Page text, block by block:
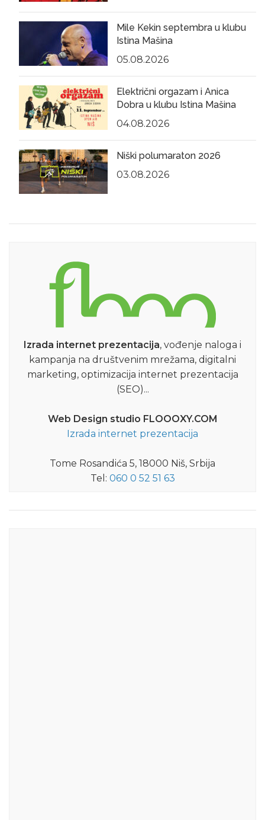
Mile Kekin septembra u klubu
Istina Mašina
05.08.2026
Električni orgazam i Anica
Dobra u klubu Istina Mašina
04.08.2026
Niški polumaraton 2026
03.08.2026
Izrada internet prezentacija, vođenje naloga i
kampanja na društvenim mrežama, digitalni
marketing, optimizacija internet prezentacija
(SEO)...
Web Design studio FLOOOXY.COM
Izrada internet prezentacija
Tome Rosandića 5, 18000 Niš, Srbija
Tel: 060 0 52 51 63